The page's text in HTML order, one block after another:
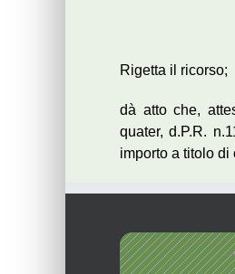
Rigetta il ricorso;
dà atto che,
quater, d.P.R.
importo a titolo di